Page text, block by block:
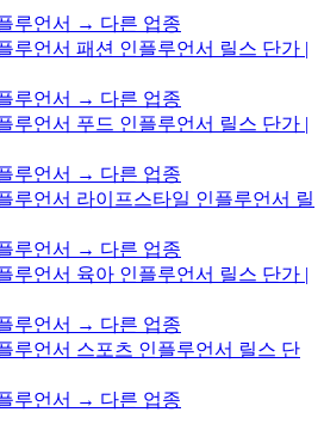
루언서 → 다른 업종
루언서 패션 인플루언서 릴스 단가 |
루언서 → 다른 업종
루언서 푸드 인플루언서 릴스 단가 |
루언서 → 다른 업종
루언서 라이프스타일 인플루언서 릴
루언서 → 다른 업종
루언서 육아 인플루언서 릴스 단가 |
루언서 → 다른 업종
루언서 스포츠 인플루언서 릴스 단
루언서 → 다른 업종